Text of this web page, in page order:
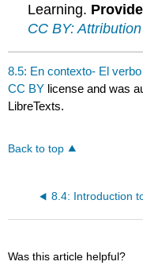
Learning.
CC BY: Attribution
8.5: En contexto- El
CC BY license and was
LibreTexts.
Back to top
Was this article helpful?